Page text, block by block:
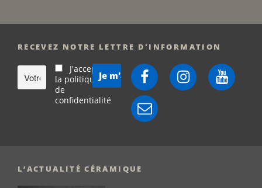
RECEVEZ NOTRE LETTRE D'INFORMATION
J'accepte
la politique
de
confidentialité
FacebookInstagramYouTube
E-
mail
L’ACTUALITÉ CÉRAMIQUE